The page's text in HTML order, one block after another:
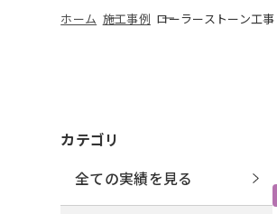
私たちについて
施工メニュー
施工事例
お客様の声
初めての方へ
ホーム 施工事例 ローラーストーン工
カテゴリ
全ての実績を見る